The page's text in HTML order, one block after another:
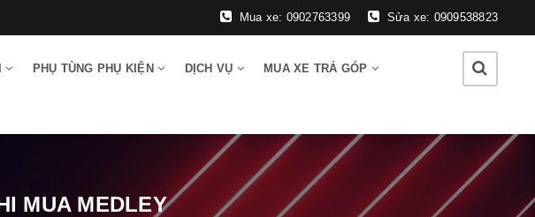
Sửa xe: 0909538823
Mua xe: 0902763399
PHỤ TÙNG PHỤ KIỆN DỊCH VỤ MUA XE TRẢ GÓP
MUA MEDLEY